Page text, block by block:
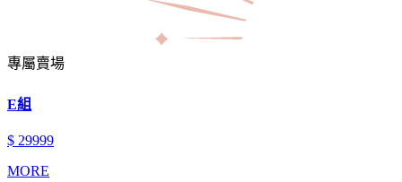
專屬賣場
E組
$ 29999
MORE